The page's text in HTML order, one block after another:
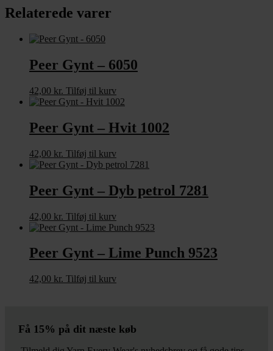
Relaterede varer
Peer Gynt – 6050
42,00 kr. Tilføj til kurv
Peer Gynt – Hvit 1002
42,00 kr. Tilføj til kurv
Peer Gynt – Dyb petrol 7281
42,00 kr. Tilføj til kurv
Peer Gynt – Lime Punch 9523
42,00 kr. Tilføj til kurv
Få 15% på dit næste køb